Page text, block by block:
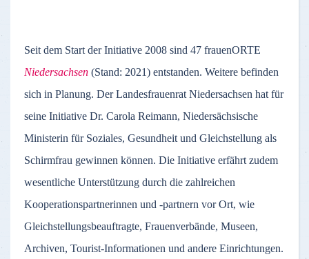
Seit dem Start der Initiative 2008 sind 47 frauenORTE
Niedersachsen (Stand: 2021) entstanden. Weitere befinden
sich in Planung. Der Landesfrauenrat Niedersachsen hat für
seine Initiative Dr. Carola Reimann, Niedersächsische
Ministerin für Soziales, Gesundheit und Gleichstellung als
Schirmfrau gewinnen können. Die Initiative erfährt zudem
wesentliche Unterstützung durch die zahlreichen
Kooperationspartnerinnen und -partnern vor Ort, wie
Gleichstellungsbeauftragte, Frauenverbände, Museen,
Archiven, Tourist-Informationen und andere Einrichtungen.